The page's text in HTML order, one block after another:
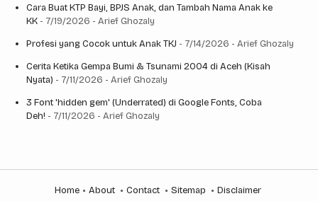
Cara Buat KTP Bayi, BPJS Anak, dan Tambah Nama Anak ke
KK - 7/19/2026 - Arief Ghozaly
Profesi yang Cocok untuk Anak TKJ - 7/14/2026 - Arief Ghozaly
Cerita Ketika Gempa Bumi & Tsunami 2004 di Aceh (Kisah
Nyata) - 7/11/2026 - Arief Ghozaly
3 Font 'hidden gem' (Underrated) di Google Fonts, Coba
Deh! - 7/11/2026 - Arief Ghozaly
Home About Contact Sitemap Disclaimer